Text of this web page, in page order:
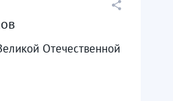
Отечественной